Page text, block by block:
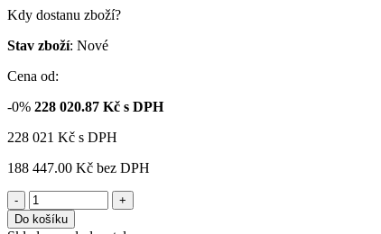
Kdy dostanu zboží?
Stav zboží: Nové
Cena od:
-0% 228 020.87 Kč s DPH
228 021 Kč s DPH
188 447.00 Kč bez DPH
-
+
Do košíku